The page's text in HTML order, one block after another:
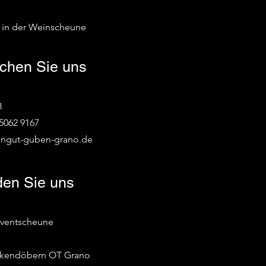
der Weinscheune
Sie uns
9167
guben-grano.de
Sie uns
OT Grano